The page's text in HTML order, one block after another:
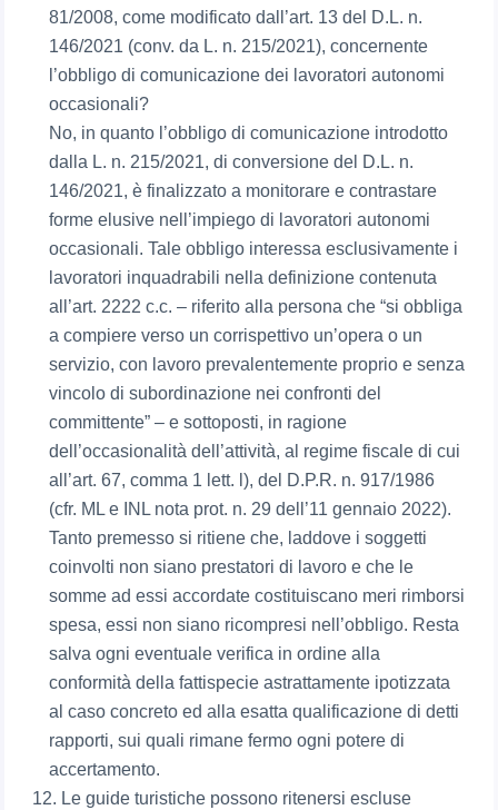
81/2008, come modificato dall’art. 13 del D.L. n.
146/2021 (conv. da L. n. 215/2021), concernente
l’obbligo di comunicazione dei lavoratori autonomi
occasionali?
No, in quanto l’obbligo di comunicazione introdotto
dalla L. n. 215/2021, di conversione del D.L. n.
146/2021, è finalizzato a monitorare e contrastare
forme elusive nell’impiego di lavoratori autonomi
occasionali. Tale obbligo interessa esclusivamente i
lavoratori inquadrabili nella definizione contenuta
all’art. 2222 c.c. – riferito alla persona che “si obbliga
a compiere verso un corrispettivo un’opera o un
servizio, con lavoro prevalentemente proprio e senza
vincolo di subordinazione nei confronti del
committente” – e sottoposti, in ragione
dell’occasionalità dell’attività, al regime fiscale di cui
all’art. 67, comma 1 lett. l), del D.P.R. n. 917/1986
(cfr. ML e INL nota prot. n. 29 dell’11 gennaio 2022).
Tanto premesso si ritiene che, laddove i soggetti
coinvolti non siano prestatori di lavoro e che le
somme ad essi accordate costituiscano meri rimborsi
spesa, essi non siano ricompresi nell’obbligo. Resta
salva ogni eventuale verifica in ordine alla
conformità della fattispecie astrattamente ipotizzata
al caso concreto ed alla esatta qualificazione di detti
rapporti, sui quali rimane fermo ogni potere di
accertamento.
12. Le guide turistiche possono ritenersi escluse